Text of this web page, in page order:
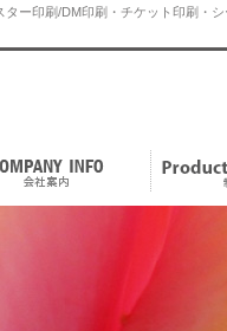
ー印刷/DM印刷・チケット印刷・